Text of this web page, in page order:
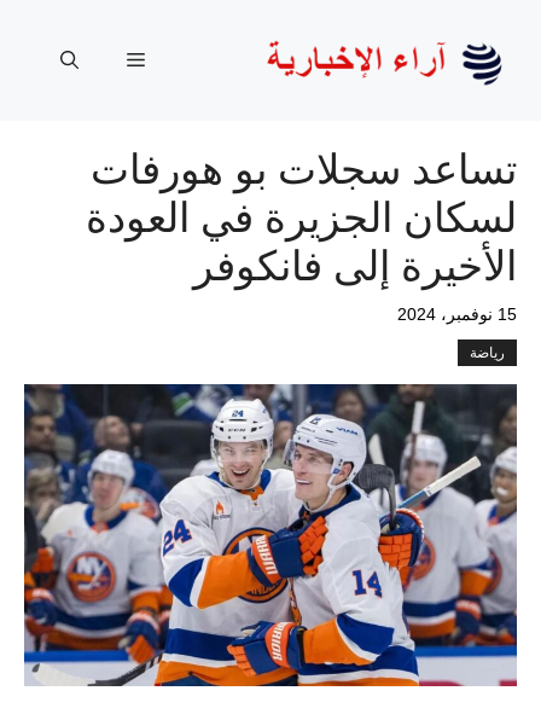
المحتوى
القائمة
تساعد سجلات بو هورفات
لسكان الجزيرة في العودة
الأخيرة إلى فانكوفر
15 نوفمبر، 2024
رياضة